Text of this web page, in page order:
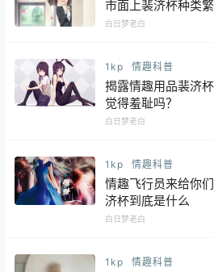
市面上裴济杯种类
白日梦老白
1kp 情趣科普
揭露情趣用品裴济
觉得羞耻吗？
白日梦老白
1kp 情趣科普
情趣飞行员来给你
济杯到底是什么
白日梦老白
1kp 情趣科普